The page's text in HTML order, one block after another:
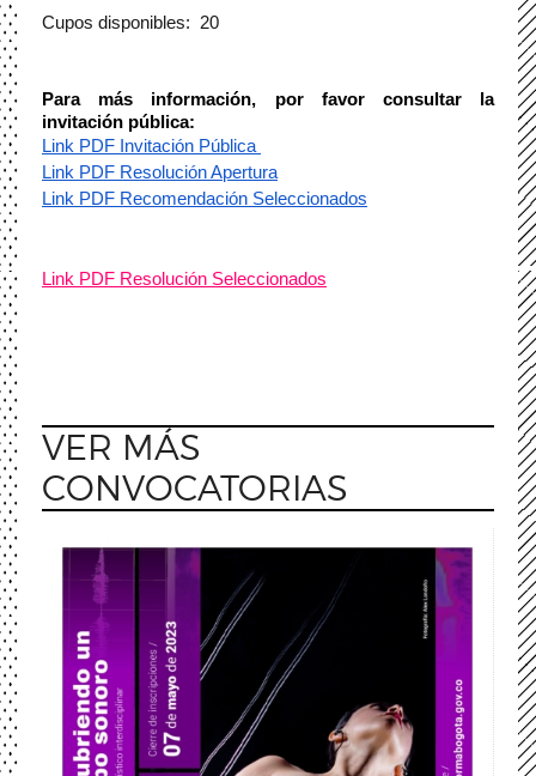
Cupos disponibles:  20
Para más información, por favor consultar la
invitación pública:
Link PDF Invitación Pública
Link PDF Resolución Apertura
Link PDF Recomendación Seleccionados
Link PDF Resolución Seleccionados
VER MÁS
CONVOCATORIAS